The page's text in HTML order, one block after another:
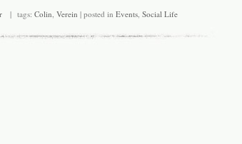
| tags: Colin, Verein | posted in Events, Social Life